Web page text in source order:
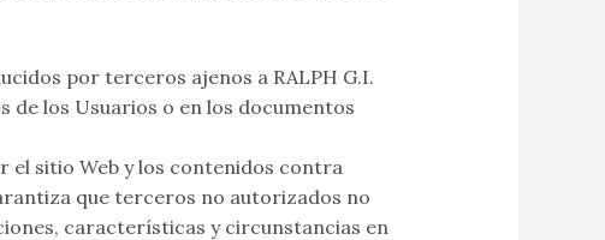
por terceros ajenos a RALPH G.I.
de los Usuarios o en los documentos
el sitio Web y los contenidos contra
que terceros no autorizados no
características y circunstancias en